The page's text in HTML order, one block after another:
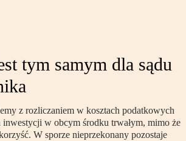
tym samym dla sądu
z rozliczaniem w kosztach podatkowych
w obcym środku trwałym, mimo że
W sporze nieprzekonany pozostaje